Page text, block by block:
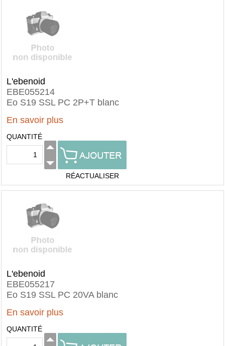
L'ebenoid
EBE055214
Eo S19 SSL PC 2P+T blanc
En savoir plus
QUANTITÉ
RÉACTUALISER
L'ebenoid
EBE055217
Eo S19 SSL PC 20VA blanc
En savoir plus
QUANTITÉ